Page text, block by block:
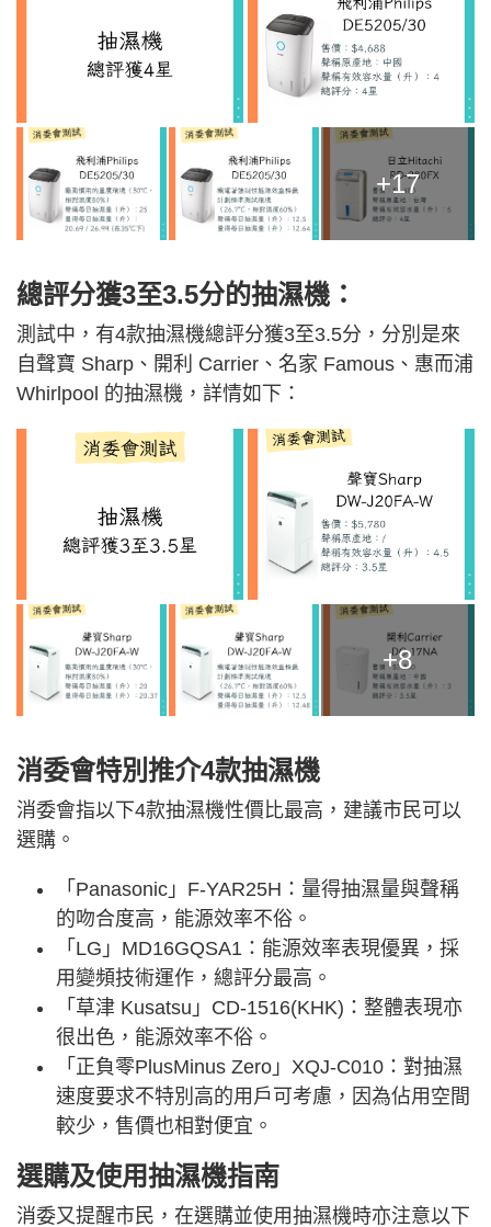
+17
總評分獲3至3.5分的抽濕機：
測試中，有4款抽濕機總評分獲3至3.5分，分別是來
自聲寶 Sharp、開利 Carrier、名家 Famous、惠而浦
Whirlpool 的抽濕機，詳情如下：
+8
消委會特別推介4款抽濕機
消委會指以下4款抽濕機性價比最高，建議市民可以
選購。
「Panasonic」F-YAR25H：量得抽濕量與聲稱
的吻合度高，能源效率不俗。
「LG」MD16GQSA1：能源效率表現優異，採
用變頻技術運作，總評分最高。
「草津 Kusatsu」CD-1516(KHK)：整體表現亦
很出色，能源效率不俗。
「正負零PlusMinus Zero」XQJ-C010：對抽濕
速度要求不特別高的用戶可考慮，因為佔用空間
較少，售價也相對便宜。
選購及使用抽濕機指南
消委又提醒市民，在選購並使用抽濕機時亦注意以下